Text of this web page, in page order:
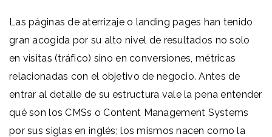
Las páginas de aterrizaje o landing pages han tenido
gran acogida por su alto nivel de resultados no solo
en visitas (tráfico) sino en conversiones, métricas
relacionadas con el objetivo de negocio. Antes de
entrar al detalle de su estructura vale la pena entender
qué son los CMSs o Content Management Systems
por sus siglas en inglés; los mismos nacen como la